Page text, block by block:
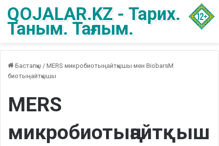
QOJALAR.KZ - Тарих.
Таным. Тағлым.
Бастапқы / MERS микробиотыңайтқышы мен BiobarsM
биотыңайтқышы
MERS
микробиотыңайтқыш